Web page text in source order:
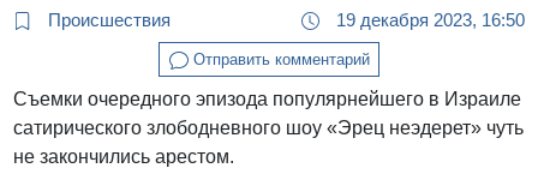
Происшествия 19 декабря 2023, 16:50
Отправить комментарий
Съемки очередного эпизода популярнейшего в Израиле
сатирического злободневного шоу «Эрец неэдерет» чуть
не закончились арестом.